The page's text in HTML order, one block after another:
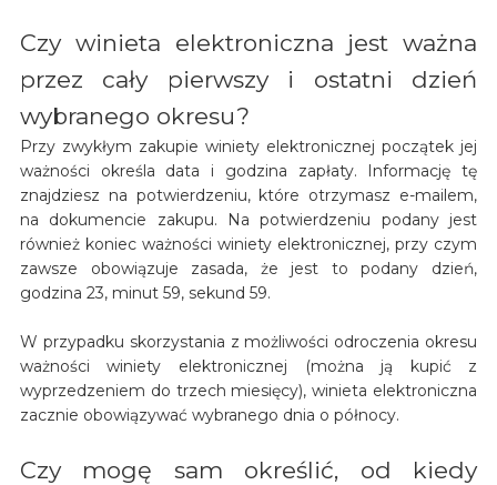
Czy winieta elektroniczna jest ważna
przez cały pierwszy i ostatni dzień
wybranego okresu?
Przy zwykłym zakupie winiety elektronicznej początek jej
ważności określa data i godzina zapłaty. Informację tę
znajdziesz na potwierdzeniu, które otrzymasz e-mailem,
na dokumencie zakupu. Na potwierdzeniu podany jest
również koniec ważności winiety elektronicznej, przy czym
zawsze obowiązuje zasada, że jest to podany dzień,
godzina 23, minut 59, sekund 59.
W przypadku skorzystania z możliwości odroczenia okresu
ważności winiety elektronicznej (można ją kupić z
wyprzedzeniem do trzech miesięcy), winieta elektroniczna
zacznie obowiązywać wybranego dnia o północy.
Czy mogę sam określić, od kiedy